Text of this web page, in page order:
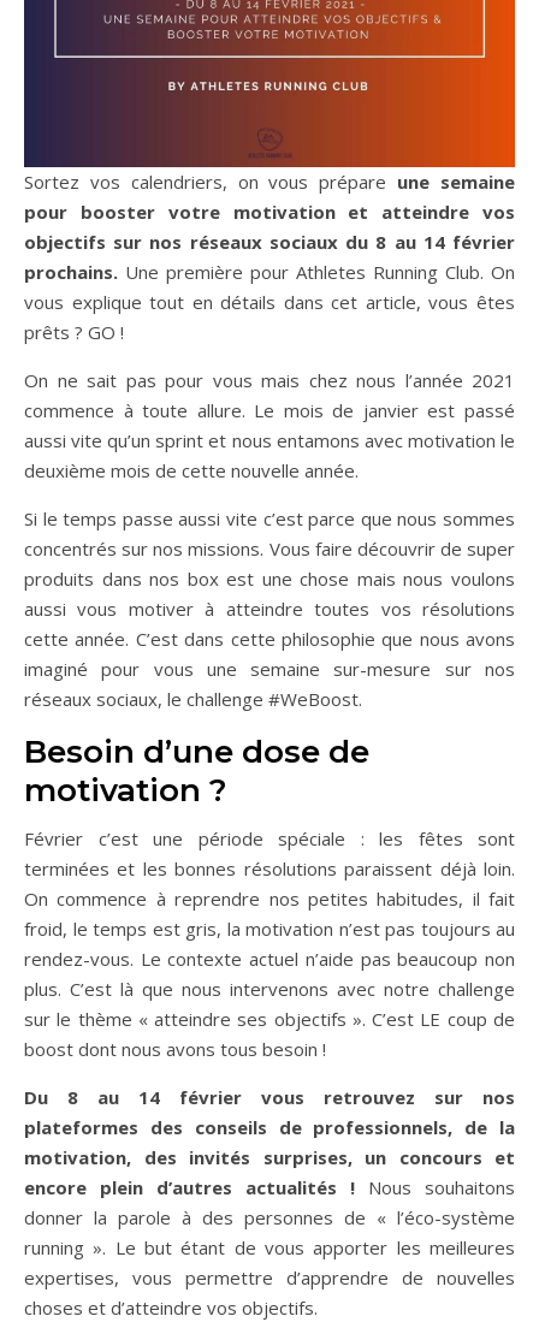
Sortez vos calendriers, on vous prépare une semaine
pour booster votre motivation et atteindre vos
objectifs sur nos réseaux sociaux du 8 au 14 février
prochains. Une première pour Athletes Running Club. On
vous explique tout en détails dans cet article, vous êtes
prêts ? GO !
On ne sait pas pour vous mais chez nous l’année 2021
commence à toute allure. Le mois de janvier est passé
aussi vite qu’un sprint et nous entamons avec motivation le
deuxième mois de cette nouvelle année.
Si le temps passe aussi vite c’est parce que nous sommes
concentrés sur nos missions. Vous faire découvrir de super
produits dans nos box est une chose mais nous voulons
aussi vous motiver à atteindre toutes vos résolutions
cette année. C’est dans cette philosophie que nous avons
imaginé pour vous une semaine sur-mesure sur nos
réseaux sociaux, le challenge #WeBoost.
Besoin d’une dose de
motivation ?
Février c’est une période spéciale : les fêtes sont
terminées et les bonnes résolutions paraissent déjà loin.
On commence à reprendre nos petites habitudes, il fait
froid, le temps est gris, la motivation n’est pas toujours au
rendez-vous. Le contexte actuel n’aide pas beaucoup non
plus. C’est là que nous intervenons avec notre challenge
sur le thème « atteindre ses objectifs ». C’est LE coup de
boost dont nous avons tous besoin !
Du 8 au 14 février vous retrouvez sur nos
plateformes des conseils de professionnels, de la
motivation, des invités surprises, un concours et
encore plein d’autres actualités ! Nous souhaitons
donner la parole à des personnes de « l’éco-système
running ». Le but étant de vous apporter les meilleures
expertises, vous permettre d’apprendre de nouvelles
choses et d’atteindre vos objectifs.